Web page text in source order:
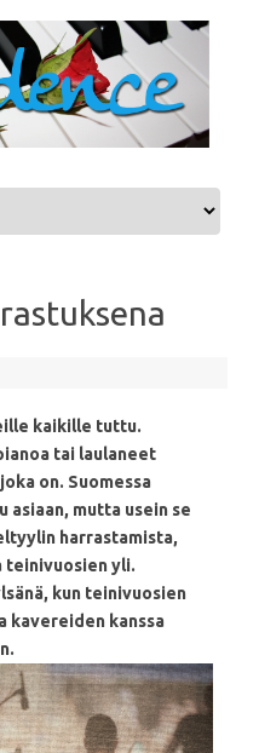
kaikille tuttu.
tai laulaneet
on. Suomessa
asiaan, mutta usein se
harrastamista,
teinivuosien yli.
kun teinivuosien
kavereiden kanssa